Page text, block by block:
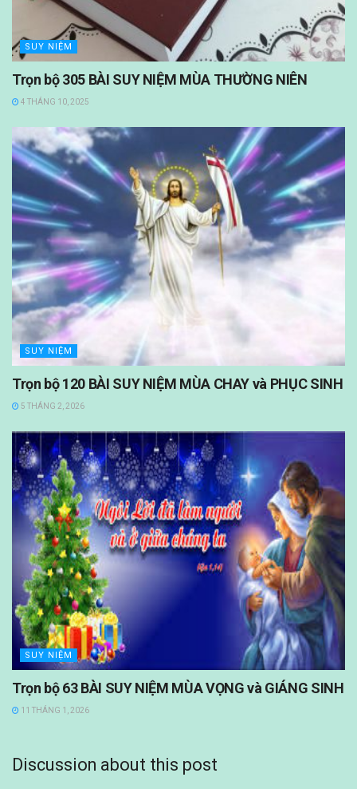
SUY NIỆM
Trọn bộ 305 BÀI SUY NIỆM MÙA THƯỜNG NIÊN
4 THÁNG 10, 2025
SUY NIỆM
Trọn bộ 120 BÀI SUY NIỆM MÙA CHAY và PHỤC SINH
5 THÁNG 2, 2026
SUY NIỆM
Trọn bộ 63 BÀI SUY NIỆM MÙA VỌNG và GIÁNG SINH
11 THÁNG 1, 2026
Discussion about this post